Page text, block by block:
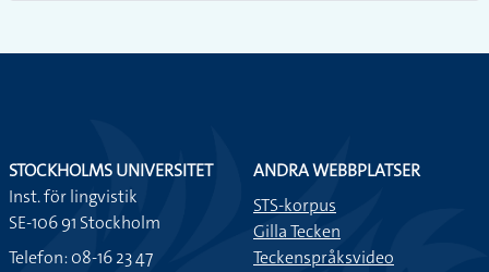
STOCKHOLMS UNIVERSITET
Inst. för lingvistik
SE-106 91 Stockholm
Telefon: 08-16 23 47
ANDRA WEBBPLATSER
STS-korpus
Gilla Tecken
Teckenspråksvideo